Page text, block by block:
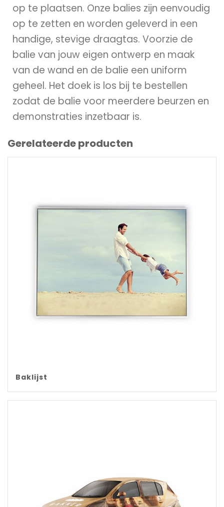
op te plaatsen. Onze balies zijn eenvoudig
op te zetten en worden geleverd in een
handige, stevige draagtas. Voorzie de
balie van jouw eigen ontwerp en maak
van de wand en de balie een uniform
geheel. Het doek is los bij te bestellen
zodat de balie voor meerdere beurzen en
demonstraties inzetbaar is.
Gerelateerde producten
Baklijst